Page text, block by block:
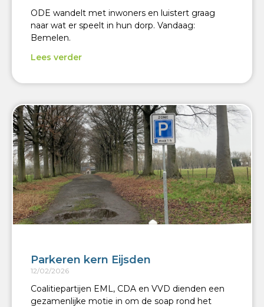
ODE wandelt met inwoners en luistert graag
naar wat er speelt in hun dorp. Vandaag:
Bemelen.
Lees verder
Parkeren kern Eijsden
12/02/2026
Coalitiepartijen EML, CDA en VVD dienden een
gezamenlijke motie in om de soap rond het